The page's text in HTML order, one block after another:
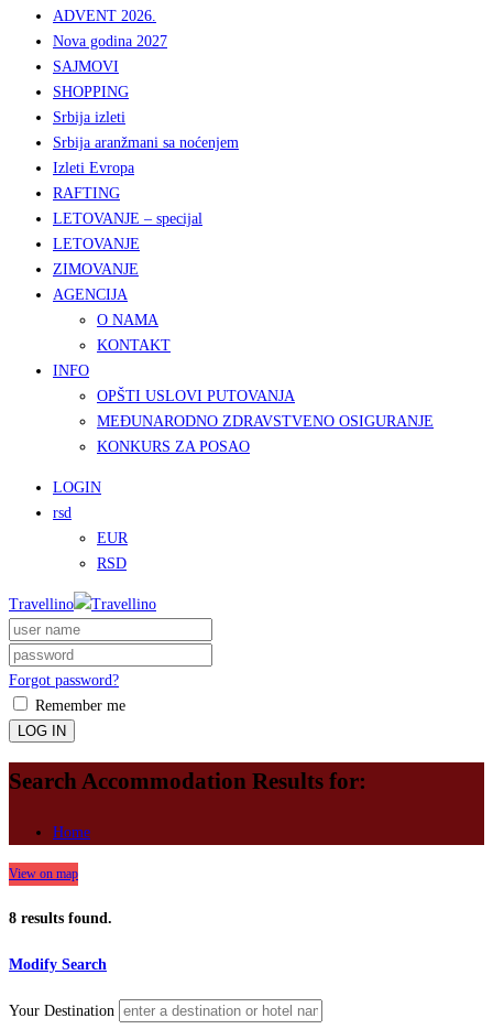
ADVENT 2026.
Nova godina 2027
SAJMOVI
SHOPPING
Srbija izleti
Srbija aranžmani sa noćenjem
Izleti Evropa
RAFTING
LETOVANJE – specijal
LETOVANJE
ZIMOVANJE
AGENCIJA
O NAMA
KONTAKT
INFO
OPŠTI USLOVI PUTOVANJA
MEĐUNARODNO ZDRAVSTVENO OSIGURANJE
KONKURS ZA POSAO
LOGIN
rsd
EUR
RSD
Travellino
Forgot password?
Remember me
LOG IN
Search Accommodation Results for:
Home
View on map
8 results found.
Modify Search
Your Destination